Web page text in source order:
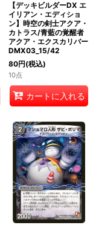
【デッキビルダーDX エ
イリアン・エディショ
ン】時空の剣士アクア・
カトラス/青藍の覚醒者
アクア・エクスカリバー
DMX03_15/42
80円(税込)
10点
カートに入れる